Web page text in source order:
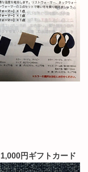
円ギフトカード